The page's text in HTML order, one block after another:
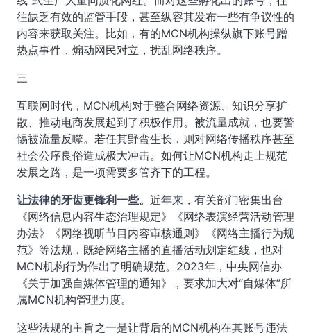
往缺乏有效的监管手段，甚至纵容其发布一些有争议性的
内容来获取关注。比如，有的MCN机构操纵旗下账号蹭
热点事件，煽动网民对立，扰乱网络秩序。
三
互联网时代，MCN机构对于整合网络资源、知识分享扩
散、推动电商发展起到了积极作用。被流量成就，也要警
惕被流量反噬。若任其野蛮生长，则对网络传播秩序甚至
社会公序良俗造成极大冲击。如何让MCN机构走上规范
发展之路，是一项需要多管齐下的工程。
让法律的牙齿更锋利一些。 近年来，有关部门密集出台
《网络信息内容生态治理规定》《网络表演经营活动管理
办法》《网络视听节目内容审核通则》《网络主播行为规
范》等法规，既给网络主播的直播活动划定红线，也对
MCN机构行为作出了明确规范。2023年，中央网信办
《关于加强自媒体管理的通知》，要求加大对“自媒体”所
属MCN机构管理力度。
这些法规的主旨之一是让背后的MCN机构在其账号违法